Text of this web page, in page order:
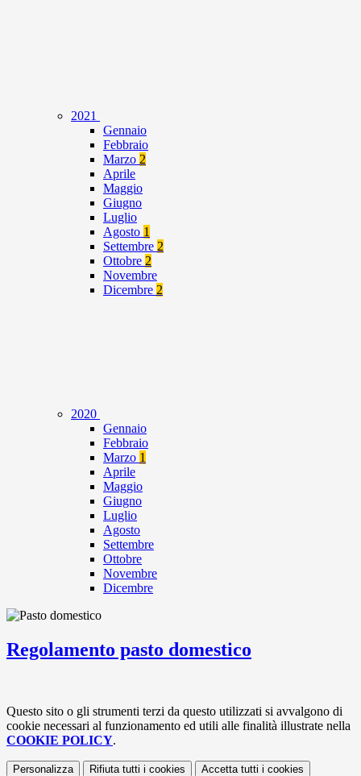
2021
Gennaio
Febbraio
Marzo 2
Aprile
Maggio
Giugno
Luglio
Agosto 1
Settembre 2
Ottobre 2
Novembre
Dicembre 2
2020
Gennaio
Febbraio
Marzo 1
Aprile
Maggio
Giugno
Luglio
Agosto
Settembre
Ottobre
Novembre
Dicembre
Regolamento pasto domestico
Questo sito o gli strumenti terzi da questo utilizzati si avvalgono di
cookie necessari al funzionamento ed utili alle finalità illustrate nella
COOKIE POLICY.
Personalizza Rifiuta tutti i cookies Accetta tutti i cookies